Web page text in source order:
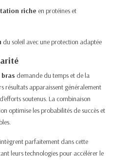
riche en protéines et
du soleil avec une protection adaptée
demande du temps et de la
résultats apparaissent généralement
soutenus. La combinaison
optimise les probabilités de succès et
parfaitement dans cette
leurs technologies pour accélérer le